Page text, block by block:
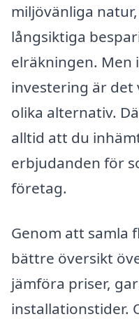
miljövänliga
långsiktiga
elräkningen. Men
investering är
olika alternativ.
alltid att du
erbjudanden för
företag.
Genom att samla
bättre översikt
jämföra priser,
installationstider.